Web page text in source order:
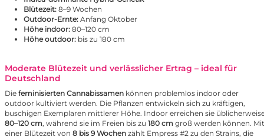
Blütezeit: 8–9 Wochen
Outdoor-Ernte: Anfang Oktober
Höhe indoor: 80–120 cm
Höhe outdoor: bis zu 180 cm
Moderate Blütezeit und verlässlicher Ertrag – ideal für
Deutschland
Die feminisierten Cannabissamen können problemlos indoor oder
outdoor kultiviert werden. Die Pflanzen entwickeln sich zu kräftigen,
buschigen Exemplaren mittlerer Höhe. Indoor erreichen sie
80–120 cm, während sie im Freien bis zu 180 cm groß werden können. Mit
einer Blütezeit von 8 bis 9 Wochen zählt Empress #2 zu den Strains, die